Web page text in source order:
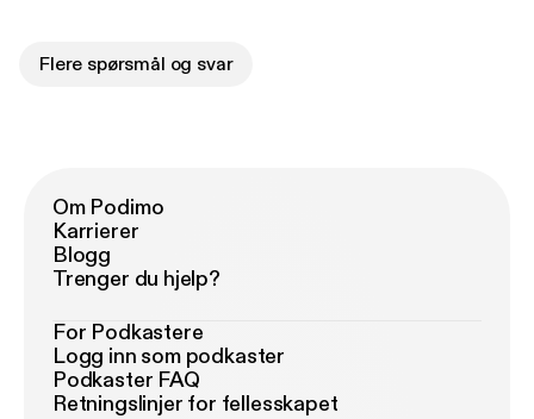
Flere spørsmål og svar
Om Podimo
Karrierer
Blogg
Trenger du hjelp?
For Podkastere
Logg inn som podkaster
Podkaster FAQ
Retningslinjer for fellesskapet